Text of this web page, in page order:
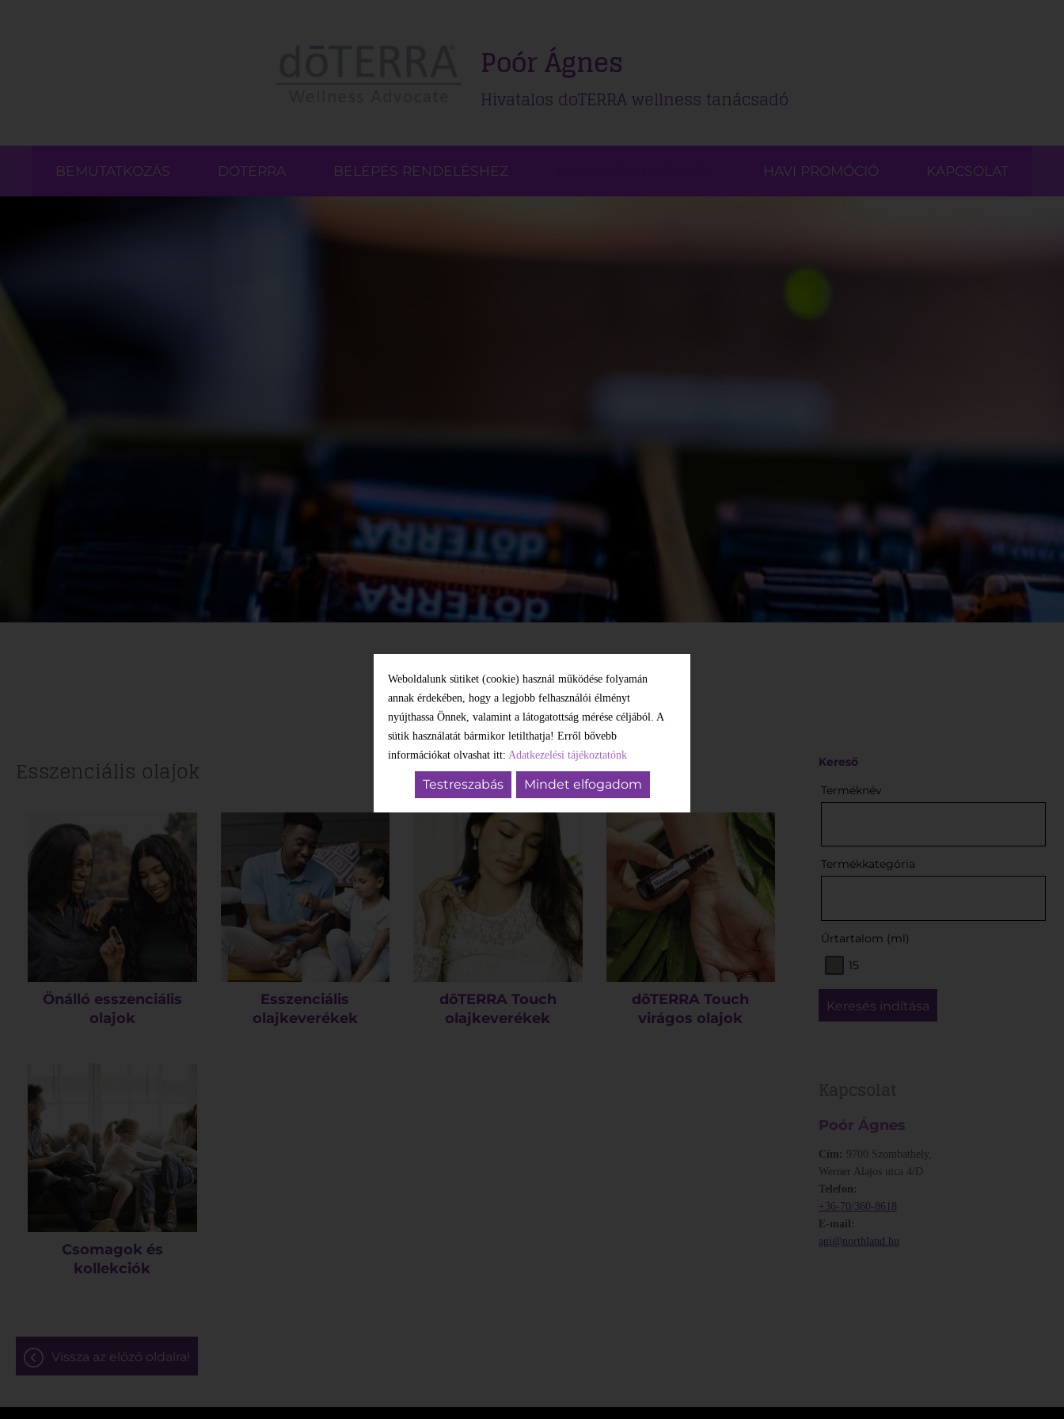
Poór Ágnes
Hivatalos doTERRA wellness tanácsadó
BEMUTATKOZÁS DOTERRA BELÉPÉS RENDELÉSHEZ HAVI PROMÓCIÓ KAPCSOLAT
Kereső
Terméknév
Termékkategória
Űrtartalom (ml)
15
keresés indítása
Poór Ágnes
Cím: 9700 Szombathely,
Werner Alajos utca 4/D
Telefon:
+36-70/360-8618
E-mail:
agi@northland.hu
Esszenciális olajok
Önálló esszenciális
olajok
Esszenciális
olajkeverékek
dōTERRA Touch
olajkeverékek
dōTERRA Touch
virágos olajok
Csomagok és
kollekciók
vissza az előző oldalra!
Mindet elfogadom
Testreszabás
Weboldalunk sütiket (cookie) használ működése folyamán
annak érdekében, hogy a legjobb felhasználói élményt
nyújthassa Önnek, valamint a látogatottság mérése céljából. A
sütik használatát bármikor letilthatja! Erről bővebb
információkat olvashat itt: Adatkezelési tájékoztatónk